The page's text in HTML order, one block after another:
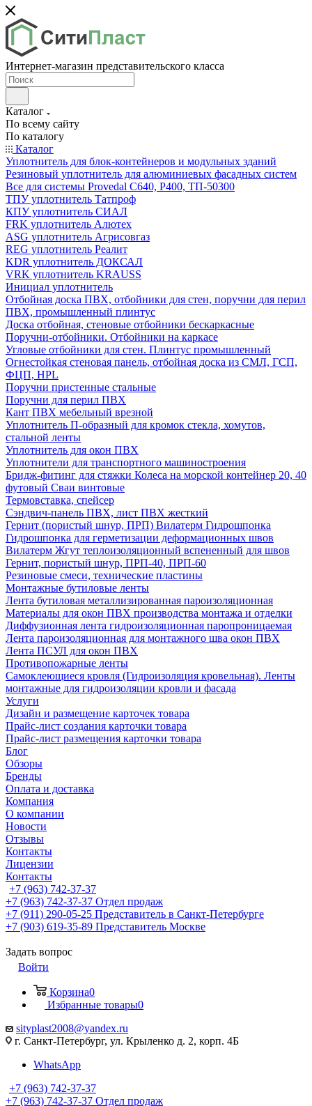
Интернет-магазин представительского класса
Каталог
По всему сайту
По каталогу
Каталог
Уплотнитель для блок-контейнеров и модульных зданий
Резиновый уплотнитель для алюминиевых фасадных систем
Все для системы Provedal С640, Р400, ТП-50300
ТПУ уплотнитель Татпроф
КПУ уплотнитель СИАЛ
FRK уплотнитель Алютех
ASG уплотнитель Агрисовгаз
REG уплотнитель Реалит
KDR уплотнитель ДОКСАЛ
VRK уплотнитель KRAUSS
Инициал уплотнитель
Отбойная доска ПВХ, отбойники для стен, поручни для перил
ПВХ, промышленный плинтус
Доска отбойная, стеновые отбойники бескаркасные
Поручни-отбойники. Отбойники на каркасе
Угловые отбойники для стен. Плинтус промышленный
Огнестойкая стеновая панель, отбойная доска из СМЛ, ГСП,
ФЦП, HPL
Поручни пристенные стальные
Поручни для перил ПВХ
Кант ПВХ мебельный врезной
Уплотнитель П-образный для кромок стекла, хомутов,
стальной ленты
Уплотнитель для окон ПВХ
Уплотнители для транспортного машиностроения
Бридж-фитинг для стяжки Колеса на морской контейнер 20, 40
футовый Сваи винтовые
Термовставка, спейсер
Сэндвич-панель ПВХ, лист ПВХ жесткий
Гернит (пористый шнур, ПРП) Вилатерм Гидрошпонка
Гидрошпонка для герметизации деформационных швов
Вилатерм Жгут теплоизоляционный вспененный для швов
Гернит, пористый шнур, ПРП-40, ПРП-60
Резиновые смеси, технические пластины
Монтажные бутиловые ленты
Лента бутиловая металлизированная пароизоляционная
Материалы для окон ПВХ производства монтажа и отделки
Диффузионная лента гидроизоляционная паропроницаемая
Лента пароизоляционная для монтажного шва окон ПВХ
Лента ПСУЛ для окон ПВХ
Противопожарные ленты
Самоклеющиеся кровля (Гидроизоляция кровельная). Ленты
монтажные для гидроизоляции кровли и фасада
Услуги
Дизайн и размещение карточек товара
Прайс-лист создания карточки товара
Прайс-лист размещения карточки товара
Блог
Обзоры
Бренды
Оплата и доставка
Компания
О компании
Новости
Отзывы
Контакты
Лицензии
Контакты
+7 (963) 742-37-37
+7 (963) 742-37-37 Отдел продаж
+7 (911) 290-05-25 Представитель в Санкт-Петербурге
+7 (903) 619-35-89 Представитель Москве
Задать вопрос
Войти
Корзина0
Избранные товары0
sityplast2008@yandex.ru
г. Санкт-Петербург, ул. Крыленко д. 2, корп. 4Б
WhatsApp
+7 (963) 742-37-37
+7 (963) 742-37-37 Отдел продаж